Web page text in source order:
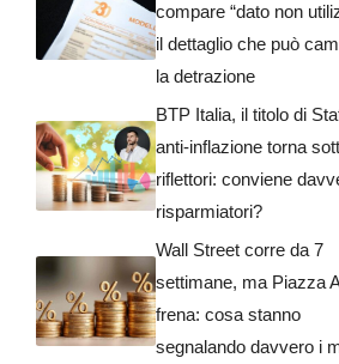
compare “dato non
il dettaglio che può
la detrazione
BTP Italia, il titolo di
anti-inflazione torna
riflettori: conviene
risparmiatori?
Wall Street corre da 7
settimane, ma Piazza
frena: cosa stanno
segnalando davvero i